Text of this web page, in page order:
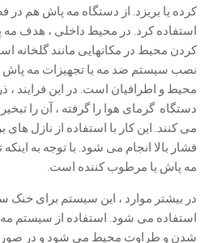
کرده یا بریزد. از دستگاه مه پاش هم
استفاده کرد. در محیط داخلی ، هدف
کردن محیط در مکانهایی مانند گلخانه
نصب سیستم ضد مه یا تجهیزات مه پاش
محیط و اطرافیان است. در این فرایند
دستگاه گرمای هوا را گرفته ، آن را
می کنند. این کار با استفاده از نازل
فشار بالا انجام می شود. با توجه به
مه پاش یا مرطوب کننده است.
در بیشتر موارد ، این سیستم برای
استفاده می شود. استفاده از سیستم
شدن و طراوت محیط می شود و در